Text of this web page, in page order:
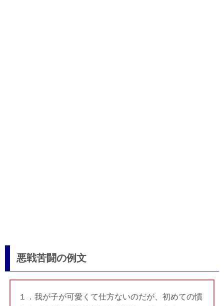
悪戦苦闘の例文
１．我が子が可愛くて仕方ないのだが、初めての慣